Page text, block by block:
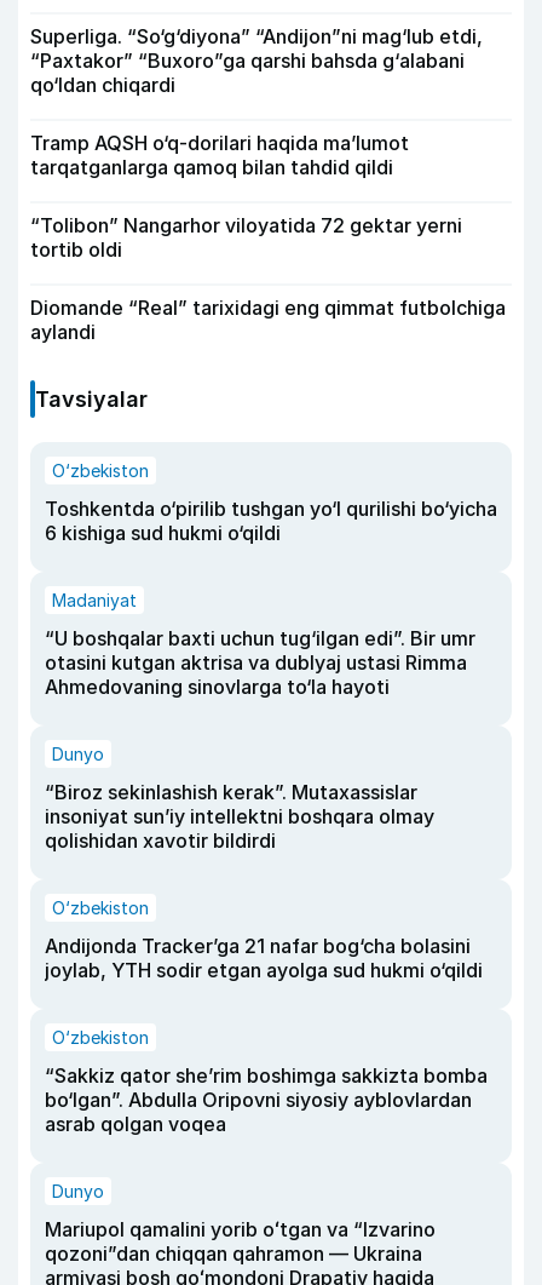
Superliga. “So‘g‘diyona” “Andijon”ni mag‘lub etdi,
“Paxtakor” “Buxoro”ga qarshi bahsda g‘alabani
qo‘ldan chiqardi
Tramp AQSH o‘q-dorilari haqida ma’lumot
tarqatganlarga qamoq bilan tahdid qildi
“Tolibon” Nangarhor viloyatida 72 gektar yerni
tortib oldi
Diomande “Real” tarixidagi eng qimmat futbolchiga
aylandi
Tavsiyalar
O‘zbekiston
Toshkentda o‘pirilib tushgan yo‘l qurilishi bo‘yicha
6 kishiga sud hukmi o‘qildi
Madaniyat
“U boshqalar baxti uchun tug‘ilgan edi”. Bir umr
otasini kutgan aktrisa va dublyaj ustasi Rimma
Ahmedovaning sinovlarga to‘la hayoti
Dunyo
“Biroz sekinlashish kerak”. Mutaxassislar
insoniyat sun’iy intellektni boshqara olmay
qolishidan xavotir bildirdi
O‘zbekiston
Andijonda Tracker’ga 21 nafar bog‘cha bolasini
joylab, YTH sodir etgan ayolga sud hukmi o‘qildi
O‘zbekiston
“Sakkiz qator she’rim boshimga sakkizta bomba
bo‘lgan”. Abdulla Oripovni siyosiy ayblovlardan
asrab qolgan voqea
Dunyo
Mariupol qamalini yorib oʻtgan va “Izvarino
qozoni”dan chiqqan qahramon — Ukraina
armiyasi bosh qoʻmondoni Drapatiy haqida